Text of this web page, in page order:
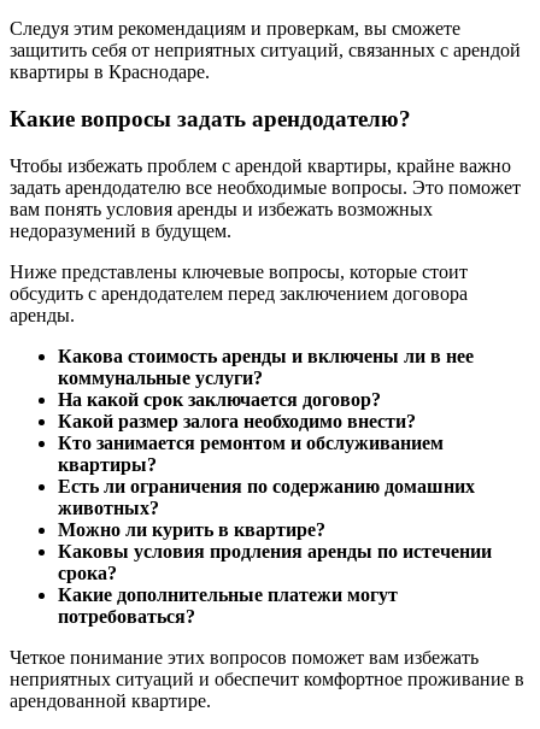
Следуя этим рекомендациям и проверкам, вы сможете
защитить себя от неприятных ситуаций, связанных с арендой
квартиры в Краснодаре.
Какие вопросы задать арендодателю?
Чтобы избежать проблем с арендой квартиры, крайне важно
задать арендодателю все необходимые вопросы. Это поможет
вам понять условия аренды и избежать возможных
недоразумений в будущем.
Ниже представлены ключевые вопросы, которые стоит
обсудить с арендодателем перед заключением договора
аренды.
Какова стоимость аренды и включены ли в нее
коммунальные услуги?
На какой срок заключается договор?
Какой размер залога необходимо внести?
Кто занимается ремонтом и обслуживанием
квартиры?
Есть ли ограничения по содержанию домашних
животных?
Можно ли курить в квартире?
Каковы условия продления аренды по истечении
срока?
Какие дополнительные платежи могут
потребоваться?
Четкое понимание этих вопросов поможет вам избежать
неприятных ситуаций и обеспечит комфортное проживание в
арендованной квартире.